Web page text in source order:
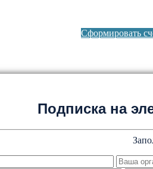
Сформировать
Подписка на